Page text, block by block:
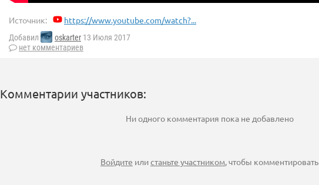
Источник: https://www.youtube.com/watch?...
Добавил oskarter 13 Июля 2017
нет комментариев
Комментарии участников:
Ни одного комментария пока не добавлено
Войдите илистаньте участником, чтобы комментировать